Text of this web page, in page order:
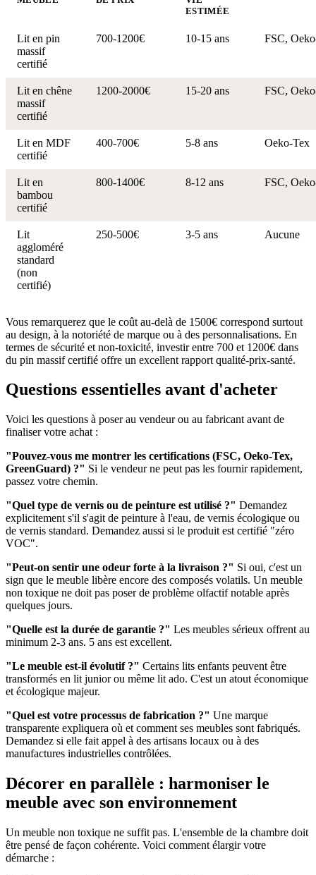
ESTIMÉE
Lit en pin
massif
certifié
700-1200€ 10-15 ans FSC,
Lit en chêne
massif
certifié
1200-2000€ 15-20 ans FSC,
Lit en MDF
certifié
400-700€ 5-8 ans Oeko-Tex
Lit en
bambou
certifié
800-1400€ 8-12 ans FSC,
Lit
aggloméré
standard
(non
certifié)
250-500€ 3-5 ans Aucune
Vous remarquerez que le coût au-delà de 1500€ correspond surtout
au design, à la notoriété de marque ou à des personnalisations. En
termes de sécurité et non-toxicité, investir entre 700 et 1200€ dans
du pin massif certifié offre un excellent rapport qualité-prix-santé.
Questions essentielles avant d'acheter
Voici les questions à poser au vendeur ou au fabricant avant de
finaliser votre achat :
"Pouvez-vous me montrer les certifications (FSC, Oeko-Tex,
GreenGuard) ?" Si le vendeur ne peut pas les fournir rapidement,
passez votre chemin.
"Quel type de vernis ou de peinture est utilisé ?" Demandez
explicitement s'il s'agit de peinture à l'eau, de vernis écologique ou
de vernis standard. Demandez aussi si le produit est certifié "zéro
VOC".
"Peut-on sentir une odeur forte à la livraison ?" Si oui, c'est un
sign que le meuble libère encore des composés volatils. Un meuble
non toxique ne doit pas poser de problème olfactif notable après
quelques jours.
"Quelle est la durée de garantie ?" Les meubles sérieux offrent au
minimum 2-3 ans. 5 ans est excellent.
"Le meuble est-il évolutif ?" Certains lits enfants peuvent être
transformés en lit junior ou même lit ado. C'est un atout économique
et écologique majeur.
"Quel est votre processus de fabrication ?" Une marque
transparente expliquera où et comment ses meubles sont fabriqués.
Demandez si elle fait appel à des artisans locaux ou à des
manufactures industrielles contrôlées.
Décorer en parallèle : harmoniser le
meuble avec son environnement
Un meuble non toxique ne suffit pas. L'ensemble de la chambre doit
être pensé de façon cohérente. Voici comment élargir votre
démarche :